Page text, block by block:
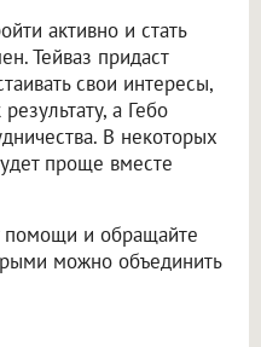
активно и стать
Тейваз придаст
свои интересы,
а Гебо
В некоторых
проще вместе
помощи и обращайте
можно объединить